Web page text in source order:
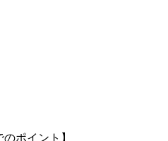
ポイント】